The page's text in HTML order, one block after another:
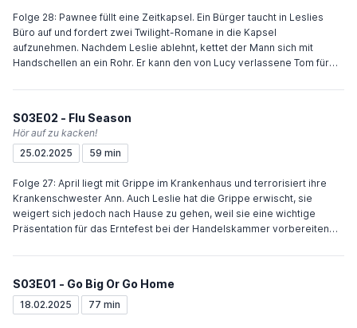
erreichen ihr Ziel am nächsten Tag. Chris bietet April an, als seine
Assistentin mit ihm zurück nach Indianapolis zu gehen. Ann fragt er
nicht.
Folge 28: Pawnee füllt eine Zeitkapsel. Ein Bürger taucht in Leslies
Büro auf und fordert zwei Twilight-Romane in die Kapsel
aufzunehmen. Nachdem Leslie ablehnt, kettet der Mann sich mit
Handschellen an ein Rohr. Er kann den von Lucy verlassene Tom für
erfährt, dass der Twilight-Fan das Buch für die bei seiner Exfrau
öffentliches Forum ein, in dem die Bürger den Inhalt der Kapsel
bestimmen sollen. Das Forum verläuft chaotisch und ohne Aussicht auf
eine Einigung, bis Leslie beschließt einzig ein Video des Forums mit
Aprils Freund an, woraufhin sie ihn verlässt.
S03E02 - Flu Season
Hör auf zu kacken!
25.02.2025
59 min
Folge 27: April liegt mit Grippe im Krankenhaus und terrorisiert ihre
Krankenschwester Ann. Auch Leslie hat die Grippe erwischt, sie
weigert sich jedoch nach Hause zu gehen, weil sie eine wichtige
Präsentation für das Erntefest bei der Handelskammer vorbereiten
geht zur Handelskammer. Leslie halluziniert vom hohen Fieber, liefert
sich wieder Fiebersymptome zeigen. Auch Chris trifft mit Grippe im
Krankenhaus ein. Sein physischer und psychischer Zusammenbruch
S03E01 - Go Big Or Go Home
18.02.2025 77 min